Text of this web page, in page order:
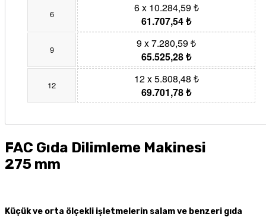
6
6 x 10.284,59 ₺
61.707,54 ₺
9
9 x 7.280,59 ₺
65.525,28 ₺
12
12 x 5.808,48 ₺
69.701,78 ₺
FAC Gıda Dilimleme Makinesi
275 mm
Küçük ve orta ölçekli işletmelerin salam ve benzeri gıda